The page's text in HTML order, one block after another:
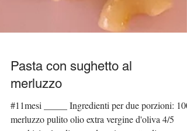
Pasta con sughetto al
merluzzo
#11mesi _____ Ingredienti per due porzioni: 100